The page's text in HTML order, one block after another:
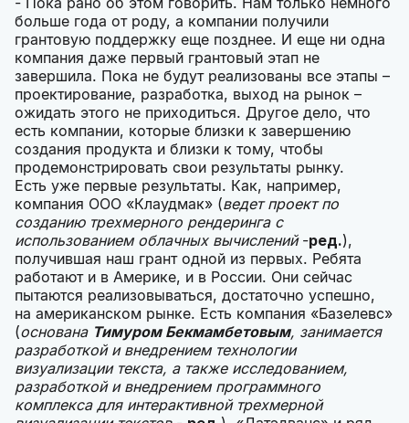
больше года от роду, а компании получили
грантовую поддержку еще позднее. И еще ни одна
компания даже первый грантовый этап не
завершила. Пока не будут реализованы все этапы –
проектирование, разработка, выход на рынок –
ожидать этого не приходиться. Другое дело, что
есть компании, которые близки к завершению
создания продукта и близки к тому, чтобы
продемонстрировать свои результаты рынку.
Есть уже первые результаты. Как, например,
компания ООО «Клаудмак» (ведет проект по
созданию трехмерного рендеринга с
использованием облачных вычислений-ред.),
получившая наш грант одной из первых. Ребята
работают и в Америке, и в России. Они сейчас
пытаются реализовываться, достаточно успешно,
на американском рынке. Есть компания «Базелевс»
(основана Тимуром Бекмамбетовым, занимается
разработкой и внедрением технологии
визуализации текста, а также исследованием,
разработкой и внедрением программного
комплекса для интерактивной трехмерной